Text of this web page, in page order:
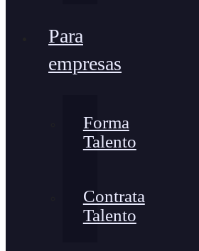
Para
empresas
Forma
Talento
Contrata
Talento